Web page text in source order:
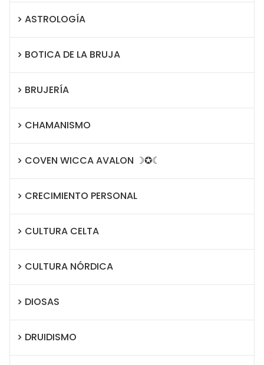
ASTROLOGÍA
BOTICA DE LA BRUJA
BRUJERÍA
CHAMANISMO
COVEN WICCA AVALON ☽✪☾
CRECIMIENTO PERSONAL
CULTURA CELTA
CULTURA NÓRDICA
DIOSAS
DRUIDISMO